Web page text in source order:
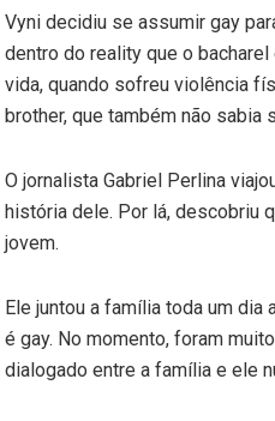
Vyni decidiu se assumir gay
dentro do reality que o
vida, quando sofreu violência
brother, que também não sabia
O jornalista Gabriel Perlina
história dele. Por lá, descobriu
jovem.
Ele juntou a família toda um dia
é gay. No momento, foram
dialogado entre a família e ele